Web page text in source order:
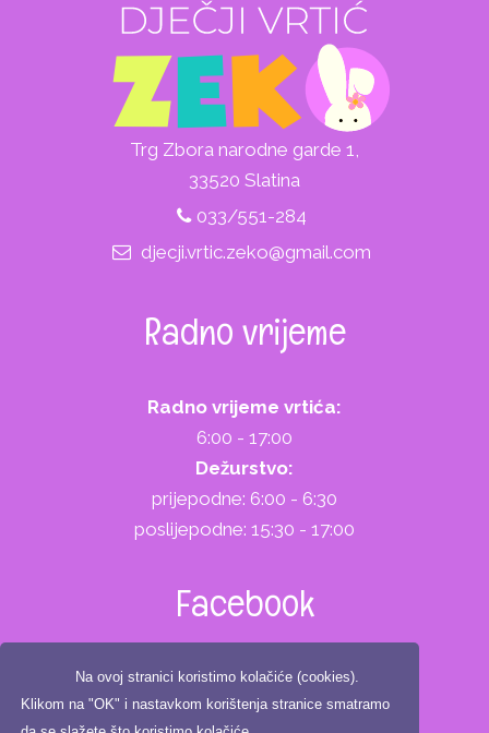
Na ovoj stranici koristimo kolačiće (cookies).
Klikom na "OK" i nastavkom korištenja stranice smatramo
Trg Zbora narodne garde 1,
33520 Slatina
033/551-284
djecji.vrtic.zeko@gmail.com
Radno vrijeme
Radno vrijeme vrtića:
6:00 - 17:00
Dežurstvo:
prijepodne: 6:00 - 6:30
poslijepodne: 15:30 - 17:00
Facebook